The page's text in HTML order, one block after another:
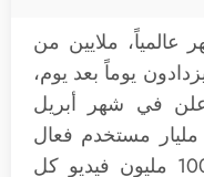
عالمياً، ملايين من
يوماً بعد يوم،
الذي بدأ في 2009 أعلن في شهر أبريل
مستخدم فعال
يشاركون 700 مليون صورة و100 مليون فيديو كل